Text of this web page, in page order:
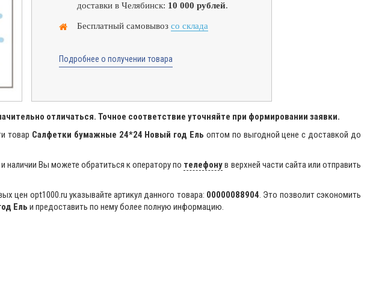
доставки в Челябинск: 10 000 рублей.
Бесплатный самовывоз со склада
Подробнее о получении товара
отличаться. Точное соответствие уточняйте при формировании заявки.
товар Салфетки бумажные 24*24 Новый год Ель оптом по выгодной цене с доставкой до
наличии Вы можете обратиться к оператору по телефонув верхней части сайта или отправить
цен opt1000.ru указывайте артикул данного товара: 00000088904. Это позволит сэкономить
Ель и предоставить по нему более полную информацию.